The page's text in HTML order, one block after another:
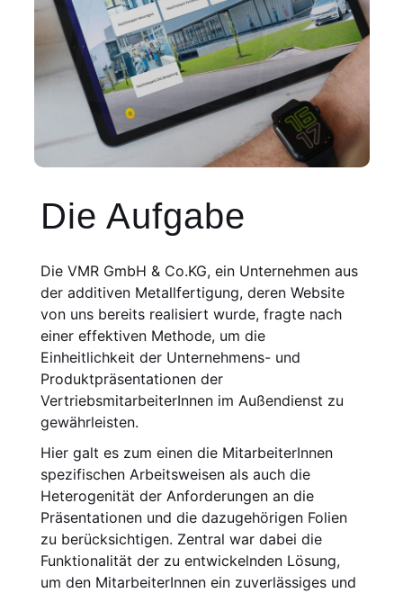
Die Aufgabe
Die VMR GmbH & Co.KG, ein Unter­nehmen aus
der additiven Metallfertigung, deren Website
von uns bereits realisiert wurde, fragte nach
einer effektiven Methode, um die
Einheitlichkeit der Unternehmens- und
Produktpräsentationen der
VertriebsmitarbeiterInnen im Außendienst zu
gewährleisten.
Hier galt es zum einen die MitarbeiterInnen
spezifischen Arbeitsweisen als auch die
Heterogenität der Anforderungen an die
Präsentationen und die dazugehörigen Folien
zu berücksichtigen. Zentral war dabei die
Funktionalität der zu entwickelnden Lösung,
um den MitarbeiterInnen ein zuverlässiges und